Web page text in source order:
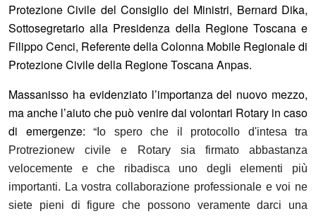
Protezione Civile del Consiglio dei Ministri, Bernard Dika,
Sottosegretario alla Presidenza della Regione Toscana e
Filippo Cenci, Referente della Colonna Mobile Regionale di
Protezione Civile della Regione Toscana Anpas.
Massanisso ha evidenziato l’importanza del nuovo mezzo,
ma anche l’aiuto che può venire dai volontari Rotary in caso
di emergenze: “ Io spero che il protocollo d'intesa tra
Protrezionew civile e Rotary sia firmato abbastanza
velocemente e che ribadisca uno degli elementi più
importanti. La vostra collaborazione professionale e voi ne
siete pieni di figure che possono veramente darci una